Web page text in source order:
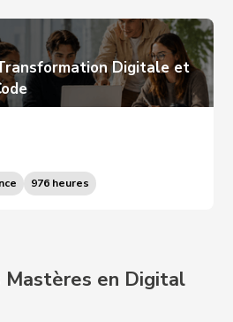
Digitale et
976 heures
Mastères en Digital